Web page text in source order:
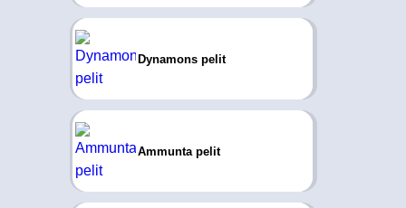
Dynamons pelit
Ammunta pelit